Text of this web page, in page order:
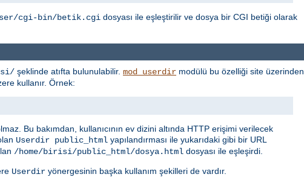
cgi-bin/betik.cgi dosyası ile eşleştirilir ve dosya bir CGI betiği olarak
şeklinde atıfta bulunulabilir. mod_userdir modülü bu özelliği site üzerinden
kullanır. Örnek:
Bu bakımdan, kullanıcının ev dizini altında HTTP erişimi verilecek
Userdir public_html yapılandırması ile yukarıdaki gibi bir URL
/home/birisi/public_html/dosya.html dosyası ile eşleşirdi.
Userdir yönergesinin başka kullanım şekilleri de vardır.